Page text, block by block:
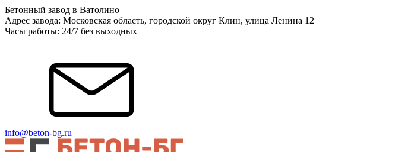
Бетонный завод в Ватолино
Адрес завода: Московская область, городской округ Клин, улица Ленина 12
Часы работы: 24/7 без выходных
info@beton-bg.ru